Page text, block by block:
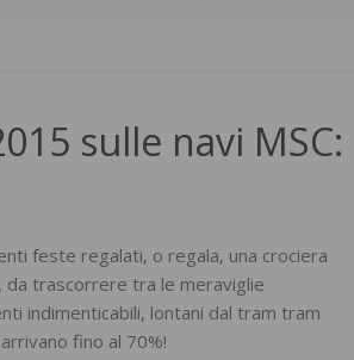
sulle navi MSC:
feste regalati, o regala, una crociera
da trascorrere tra le meraviglie
indimenticabili, lontani dal tram tram
fino al 70%!